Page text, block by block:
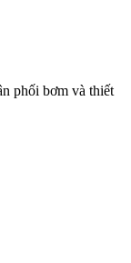
phối bơm và thiết